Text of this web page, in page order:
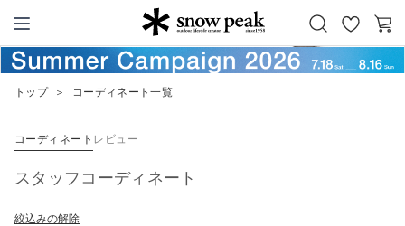
Snow Peak
お
気
カ
ー
トップ ＞ コーディネート一覧
コーディネート レビュー
スタッフコーディネート
絞込みの解除